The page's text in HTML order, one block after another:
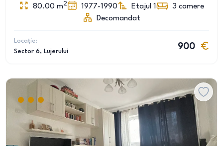
80.00 m2 1977-1990 Etajul 1 3 camere
Decomandat
Locație:
Sector 6, Lujerului
900